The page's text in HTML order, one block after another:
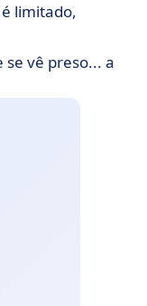
limitado,
vê preso... a